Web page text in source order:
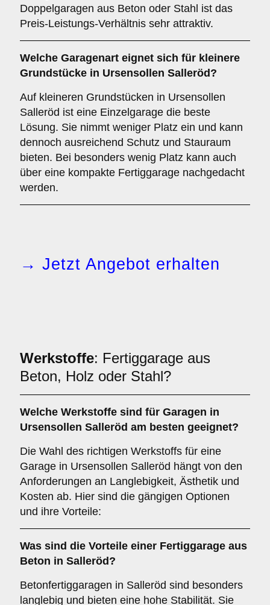
Doppelgaragen aus Beton oder Stahl ist das
Preis-Leistungs-Verhältnis sehr attraktiv.
Welche Garagenart eignet sich für kleinere
Grundstücke in Ursensollen Salleröd?
Auf kleineren Grundstücken in Ursensollen
Salleröd ist eine Einzelgarage die beste
Lösung. Sie nimmt weniger Platz ein und kann
dennoch ausreichend Schutz und Stauraum
bieten. Bei besonders wenig Platz kann auch
über eine kompakte Fertiggarage nachgedacht
werden.
→ Jetzt Angebot erhalten
Werkstoffe: Fertiggarage aus
Beton, Holz oder Stahl?
Welche Werkstoffe sind für Garagen in
Ursensollen Salleröd am besten geeignet?
Die Wahl des richtigen Werkstoffs für eine
Garage in Ursensollen Salleröd hängt von den
Anforderungen an Langlebigkeit, Ästhetik und
Kosten ab. Hier sind die gängigen Optionen
und ihre Vorteile:
Was sind die Vorteile einer Fertiggarage aus
Beton in Salleröd?
Betonfertiggaragen in Salleröd sind besonders
langlebig und bieten eine hohe Stabilität. Sie